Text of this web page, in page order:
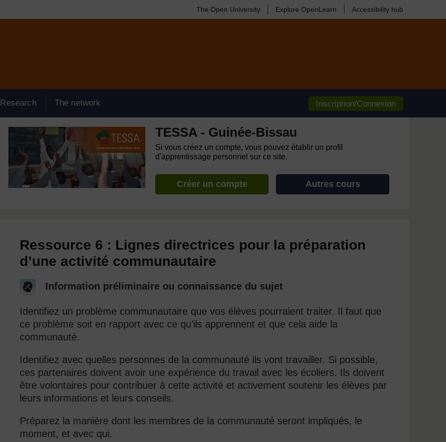
The Open University Explore OpenLearn Accessibility hub
Research The network Inscription/Connexion
TESSA - Guinée-Bissau
Si vous créez un compte, vous pouvez établir un profil
d'apprentissage personnel sur ce site.
Créer un compte Autres cours
Ressource 6 : Lignes directrices pour la préparation
d’une activité communautaire
Information préliminaire ou connaissance du sujet
Identifiez un problème communautaire que vos élèves pourraient traiter. Il faut que
ce problème soit en rapport avec ce qu’ils apprennent et que cela aide la
communauté.
Identifiez avec quelles personnes de la communauté ils vont travailler. Si possible,
ces partenaires doivent avoir une expérience du travail avec les écoliers. Ils doivent
être volontaires pour contribuer à cette activité et activement soutenir les élèves par
leurs informations et leurs conseils.
Préparez la manière dont les membres de la communauté seront impliqués, le
moment, et avec qui.